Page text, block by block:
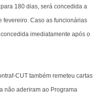
180 dias, será concedida a
fevereiro. Caso as funcionárias
imediatamente após o
CUT também remeteu cartas
não aderiram ao Programa